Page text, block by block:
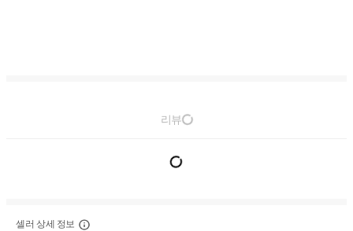
리뷰
셀러 상세 정보